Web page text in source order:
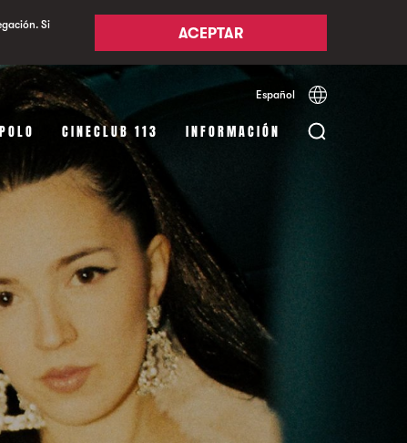
Si
ACEPTAR
Español Català
CINECLUB 113 INFORMACIÓN